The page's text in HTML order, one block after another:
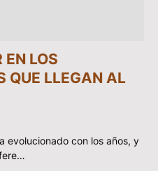
EN LOS
QUE LLEGAN AL
evolucionado con los años, y